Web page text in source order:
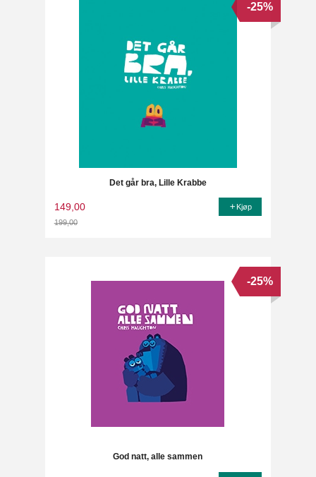
Det går bra, Lille Krabbe
149,00
199,00
-25%
Kjøp
God natt, alle sammen
-25%